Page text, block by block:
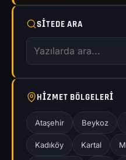
SITEDE ARA
HIZMET BÖLGELERI
Ataşehir Beykoz
Kadıköy Kartal